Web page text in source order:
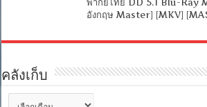
อังกฤษ Master] [MKV]
คลังเก็บ